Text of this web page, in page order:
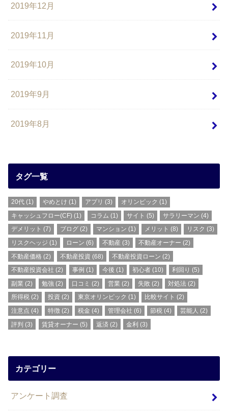
2019年12月
2019年11月
2019年10月
2019年9月
2019年8月
タグ一覧
20代 (1) やめとけ (1) アプリ (3) オリンピック (1)
キャッシュフロー(CF) (1) コラム (1) サイト (5) サラリーマン (4)
デメリット (7) ブログ(2) マンション (1) メリット (8) リスク (3)
リスクヘッジ (1) ローン (6) 不動産(3) 不動産オーナー (2)
不動産価格 (2) 不動産投資 (68) 不動産投資ローン (2)
不動産投資会社 (2) 事例 (1) 今後 (1) 初心者 (10) 利回り (5)
副業 (2) 勉強 (2) 口コミ (2) 営業 (2) 失敗 (2) 対処法 (2)
所得税 (2) 投資 (2) 東京オリンピック (1) 比較サイト (2)
注意点 (4) 特徴(2) 税金 (4) 管理会社 (6) 節税 (4) 芸能人 (2)
評判 (3) 賃貸オーナー (5) 返済 (2) 金利 (3)
カテゴリー
アンケート調査